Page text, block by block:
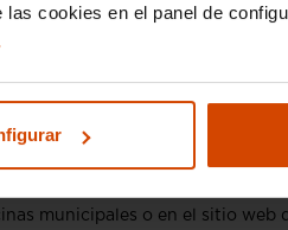
cookies en el panel de
igual o superior al
por un médico especialista.
legal si lo hubiese.
donde se solicita la tarjeta.
municipales o en el sitio web